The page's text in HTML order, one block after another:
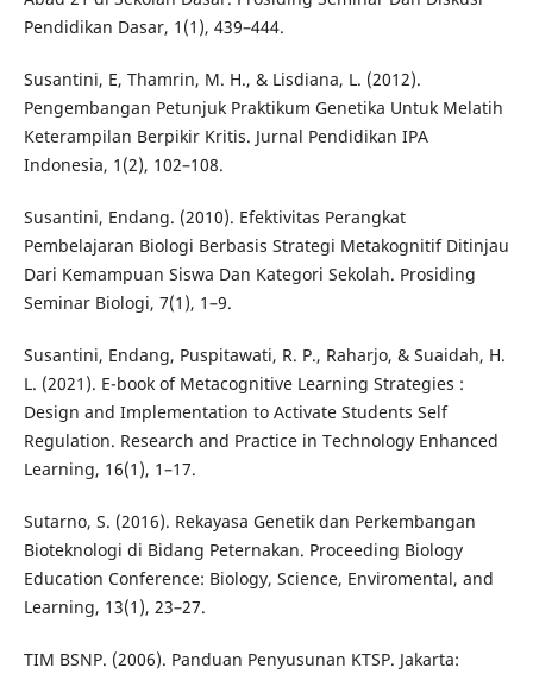
Pendidikan Dasar, 1(1), 439–444.
Susantini, E, Thamrin, M. H., & Lisdiana, L. (2012).
Pengembangan Petunjuk Praktikum Genetika Untuk Melatih
Keterampilan Berpikir Kritis. Jurnal Pendidikan IPA
Indonesia, 1(2), 102–108.
Susantini, Endang. (2010). Efektivitas Perangkat
Pembelajaran Biologi Berbasis Strategi Metakognitif Ditinjau
Dari Kemampuan Siswa Dan Kategori Sekolah. Prosiding
Seminar Biologi, 7(1), 1–9.
Susantini, Endang, Puspitawati, R. P., Raharjo, & Suaidah, H.
L. (2021). E-book of Metacognitive Learning Strategies :
Design and Implementation to Activate Students Self
Regulation. Research and Practice in Technology Enhanced
Learning, 16(1), 1–17.
Sutarno, S. (2016). Rekayasa Genetik dan Perkembangan
Bioteknologi di Bidang Peternakan. Proceeding Biology
Education Conference: Biology, Science, Enviromental, and
Learning, 13(1), 23–27.
TIM BSNP. (2006). Panduan Penyusunan KTSP. Jakarta: